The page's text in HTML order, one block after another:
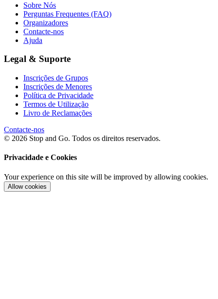
Sobre Nós
Perguntas Frequentes (FAQ)
Organizadores
Contacte-nos
Ajuda
Legal & Suporte
Inscrições de Grupos
Inscrições de Menores
Política de Privacidade
Termos de Utilização
Livro de Reclamações
Contacte-nos
© 2026 Stop and Go. Todos os direitos reservados.
Privacidade e Cookies
Your experience on this site will be improved by allowing cookies.
Allow cookies